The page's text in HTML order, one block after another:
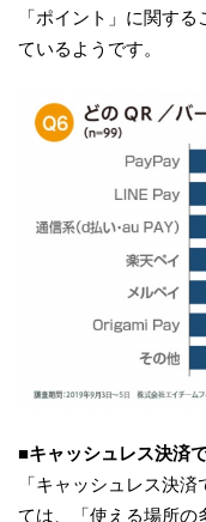
「ポイント」に関す
ているようです。
■キャッシュレス決済
「キャッシュレス決
ては、「使える場所の